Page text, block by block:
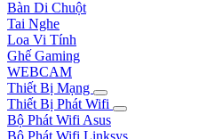
Bàn Di Chuột
Tai Nghe
Loa Vi Tính
Ghế Gaming
WEBCAM
Thiết Bị Mạng
Thiết Bị Phát Wifi
Bộ Phát Wifi Asus